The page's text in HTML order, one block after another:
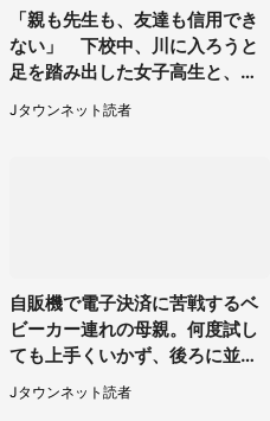
「親も先生も、友達も信用でき
ない」 下校中、川に入ろうと
足を踏み出した女子高生と、彼
女を止めた予想外の存在
Jタウンネット読者
自販機で電子決済に苦戦するベ
ビーカー連れの母親。何度試し
ても上手くいかず、後ろに並ん
でた私は思わず...（埼玉県・20
代女性）
Jタウンネット読者